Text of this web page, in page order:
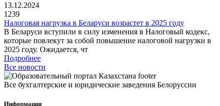
13.12.2024
1239
Налоговая нагрузка в Беларуси возрастет в 2025 году
В Беларуси вступили в силу изменения в Налоговый кодекс,
которые повлекут за собой повышение налоговой нагрузки в
2025 году. Ожидается, чт
Подробнее
Все новости
Все бухгалтерские и юридические заведения Белоруссии
Информация